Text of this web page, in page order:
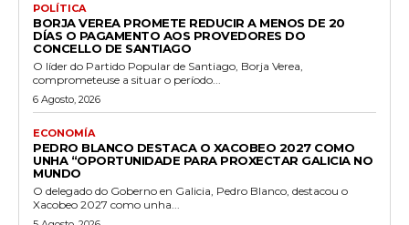
POLÍTICA
BORJA VEREA PROMETE REDUCIR A MENOS DE 20
DÍAS O PAGAMENTO AOS PROVEDORES DO
CONCELLO DE SANTIAGO
O líder do Partido Popular de Santiago, Borja Verea,
comprometeuse a situar o período...
6 Agosto, 2026
ECONOMÍA
PEDRO BLANCO DESTACA O XACOBEO 2027 COMO
UNHA “OPORTUNIDADE PARA PROXECTAR GALICIA NO
MUNDO
O delegado do Goberno en Galicia, Pedro Blanco, destacou o
Xacobeo 2027 como unha...